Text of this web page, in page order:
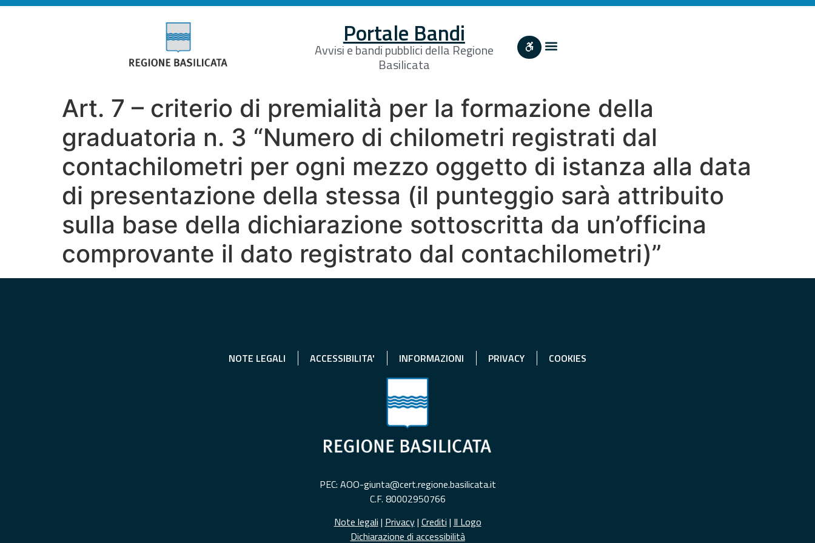
Portale Bandi
Avvisi e bandi pubblici della Regione
Basilicata
Art. 7 – criterio di premialità per la formazione della
graduatoria n. 3 “Numero di chilometri registrati dal
contachilometri per ogni mezzo oggetto di istanza alla data
di presentazione della stessa (il punteggio sarà attribuito
sulla base della dichiarazione sottoscritta da un’officina
comprovante il dato registrato dal contachilometri)”
NOTE LEGALI ACCESSIBILITA' INFORMAZIONI PRIVACY COOKIES
PEC: AOO-giunta@cert.regione.basilicata.it
C.F. 80002950766
Note legali | Privacy| Crediti | Il Logo
Dichiarazione di accessibilità